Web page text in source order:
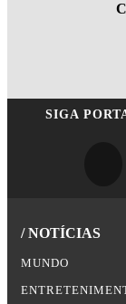
SIGA
/ NOTÍCIAS
MUNDO